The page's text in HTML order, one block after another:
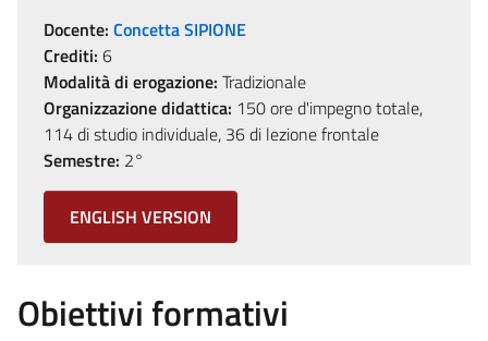
Docente: Concetta SIPIONE
Crediti: 6
Modalità di erogazione: Tradizionale
Organizzazione didattica: 150 ore d'impegno totale,
114 di studio individuale, 36 di lezione frontale
Semestre: 2°
ENGLISH VERSION
Obiettivi formativi